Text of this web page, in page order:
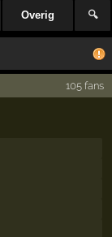
Overig 🔍
105 fans